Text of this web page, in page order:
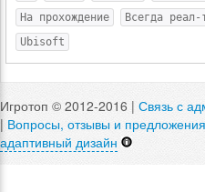
На прохождение
Всегда реал-
Ubisoft
Игротоп © 2012-2016 | Связь с
| Вопросы, отзывы и предложения
адаптивный дизайн